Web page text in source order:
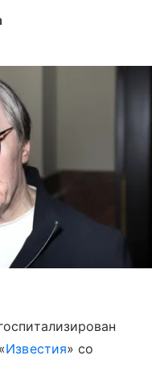
Известия» со